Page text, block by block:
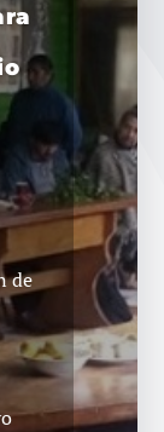
de